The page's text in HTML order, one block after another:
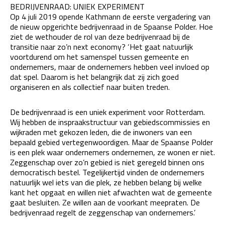
BEDRIJVENRAAD: UNIEK EXPERIMENT
Op 4 juli 2019 opende Kathmann de eerste vergadering van
de nieuw opgerichte bedrijvenraad in de Spaanse Polder. Hoe
ziet de wethouder de rol van deze bedrijvenraad bij de
transitie naar zo’n next economy? ‘Het gaat natuurlijk
voortdurend om het samenspel tussen gemeente en
ondernemers, maar de ondernemers hebben veel invloed op
dat spel. Daarom is het belangrijk dat zij zich goed
organiseren en als collectief naar buiten treden.
De bedrijvenraad is een uniek experiment voor Rotterdam.
Wij hebben de inspraakstructuur van gebiedscommissies en
wijkraden met gekozen leden, die de inwoners van een
bepaald gebied vertegenwoordigen. Maar de Spaanse Polder
is een plek waar ondernemers ondernemen, ze wonen er niet.
Zeggenschap over zo’n gebied is niet geregeld binnen ons
democratisch bestel. Tegelijkertijd vinden de ondernemers
natuurlijk wel iets van die plek, ze hebben belang bij welke
kant het opgaat en willen niet afwachten wat de gemeente
gaat besluiten. Ze willen aan de voorkant meepraten. De
bedrijvenraad regelt de zeggenschap van ondernemers.’